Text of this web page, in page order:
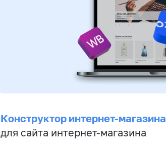
Конструктор интернет-магазина
для сайта интернет-магазина